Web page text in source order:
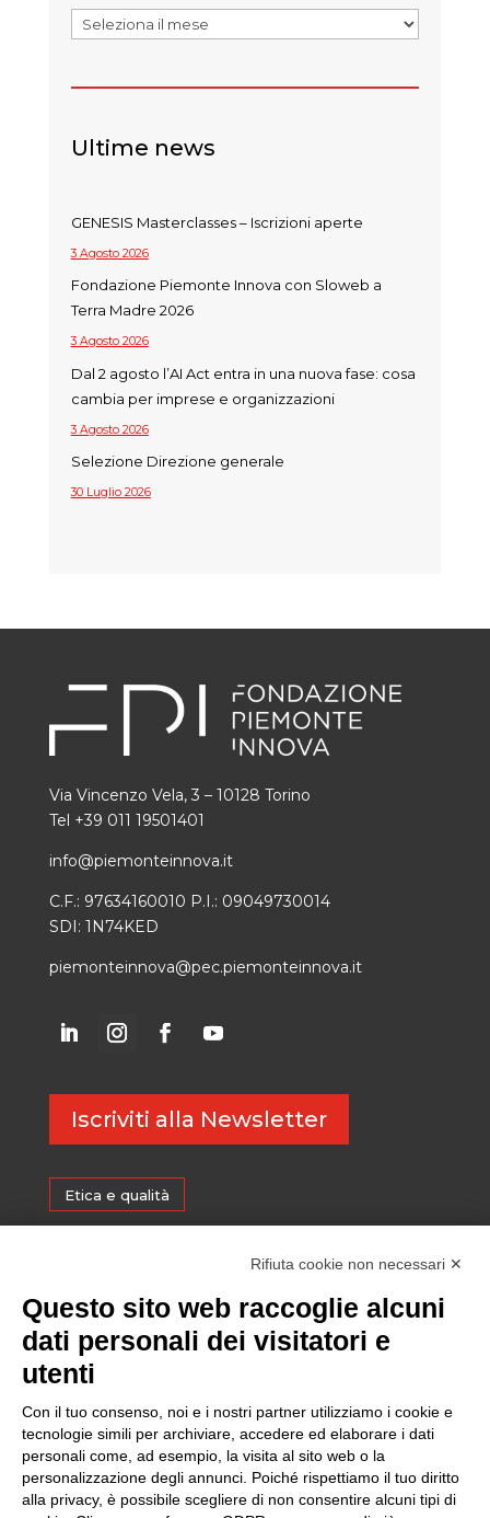
Archivi
Ultime news
GENESIS Masterclasses – Iscrizioni aperte
3 Agosto 2026
Fondazione Piemonte Innova con Sloweb a
Terra Madre 2026
3 Agosto 2026
Dal 2 agosto l’AI Act entra in una nuova fase: cosa
cambia per imprese e organizzazioni
3 Agosto 2026
Selezione Direzione generale
30 Luglio 2026
Via Vincenzo Vela, 3 – 10128 Torino
Tel +39 011 19501401
info@piemonteinnova.it
C.F.: 97634160010 P.I.: 09049730014
SDI: 1N74KED
piemonteinnova@pec.piemonteinnova.it
Iscriviti alla Newsletter
Etica e qualità
Sostenibilità
Media
Rifiuta cookie non necessari ✕
Questo sito web raccoglie alcuni
dati personali dei visitatori e
utenti
Con il tuo consenso, noi e i nostri partner utilizziamo i cookie e
tecnologie simili per archiviare, accedere ed elaborare i dati
personali come, ad esempio, la visita al sito web o la
personalizzazione degli annunci. Poiché rispettiamo il tuo diritto
alla privacy, è possibile scegliere di non consentire alcuni tipi di